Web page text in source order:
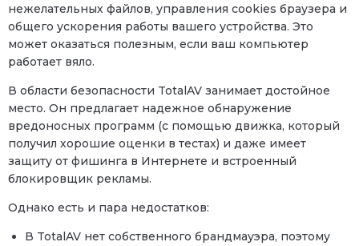
нежелательных файлов, управления cookies браузера и
общего ускорения работы вашего устройства. Это
может оказаться полезным, если ваш компьютер
работает вяло.
В области безопасности TotalAV занимает достойное
место. Он предлагает надежное обнаружение
вредоносных программ (с помощью движка, который
получил хорошие оценки в тестах) и даже имеет
защиту от фишинга в Интернете и встроенный
блокировщик рекламы.
Однако есть и пара недостатков:
В TotalAV нет собственного брандмауэра, поэтому